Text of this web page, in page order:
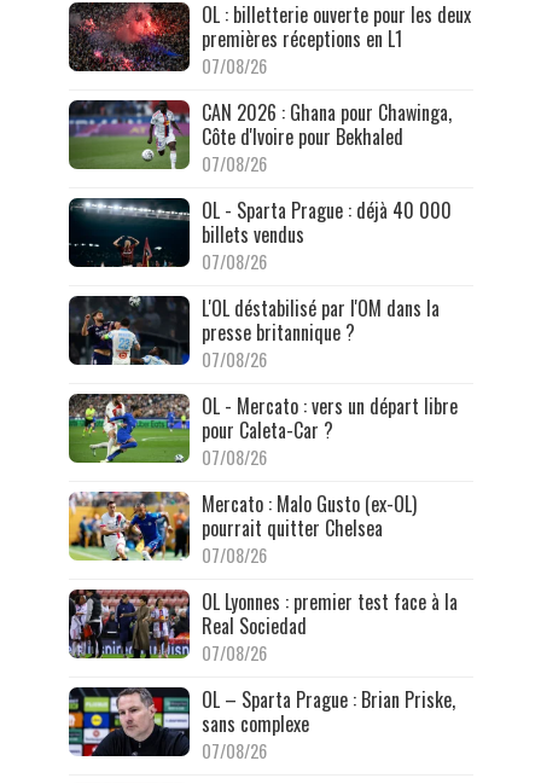
OL : billetterie ouverte pour les deux
premières réceptions en L1
07/08/26
CAN 2026 : Ghana pour Chawinga,
Côte d'Ivoire pour Bekhaled
07/08/26
OL - Sparta Prague : déjà 40 000
billets vendus
07/08/26
L'OL déstabilisé par l'OM dans la
presse britannique ?
07/08/26
OL - Mercato : vers un départ libre
pour Caleta-Car ?
07/08/26
Mercato : Malo Gusto (ex-OL)
pourrait quitter Chelsea
07/08/26
OL Lyonnes : premier test face à la
Real Sociedad
07/08/26
OL – Sparta Prague : Brian Priske,
sans complexe
07/08/26